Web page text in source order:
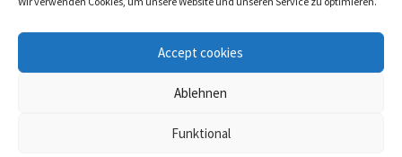
Accept cookies
Ablehnen
Funktional
FacebookInstagram